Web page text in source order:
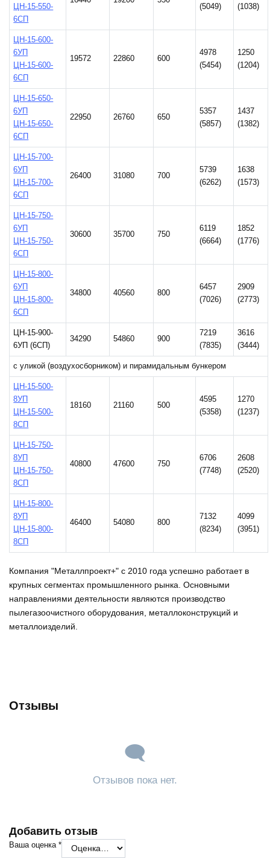
ЦН-15-550-
6СП
(5049) (1038)
ЦН-15-600-
6УП
ЦН-15-600-
6СП
19572 22860 600
4978
(5454)
1250
(1204)
ЦН-15-650-
6УП
ЦН-15-650-
6СП
22950 26760 650
5357
(5857)
1437
(1382)
ЦН-15-700-
6УП
ЦН-15-700-
6СП
26400 31080 700
5739
(6262)
1638
(1573)
ЦН-15-750-
6УП
ЦН-15-750-
6СП
30600 35700 750
6119
(6664)
1852
(1776)
ЦН-15-800-
6УП
ЦН-15-800-
6СП
34800 40560 800
6457
(7026)
2909
(2773)
ЦН-15-900-
6УП (6СП)
34290 54860 900
7219
(7835)
3616
(3444)
с уликой (воздухосборником) и пирамидальным бункером
ЦН-15-500-
8УП
ЦН-15-500-
8СП
18160 21160 500
4595
(5358)
1270
(1237)
ЦН-15-750-
8УП
ЦН-15-750-
8СП
40800 47600 750
6706
(7748)
2608
(2520)
ЦН-15-800-
8УП
ЦН-15-800-
8СП
46400 54080 800
7132
(8234)
4099
(3951)
Компания "Металлпроект+" с 2010 года успешно работает в
крупных сегментах промышленного рынка. Основными
направлениями деятельности являются производство
пылегазоочистного оборудования, металлоконструкций и
металлоизделий.
Отзывы
Отзывов пока нет.
Добавить отзыв
Ваша оценка *